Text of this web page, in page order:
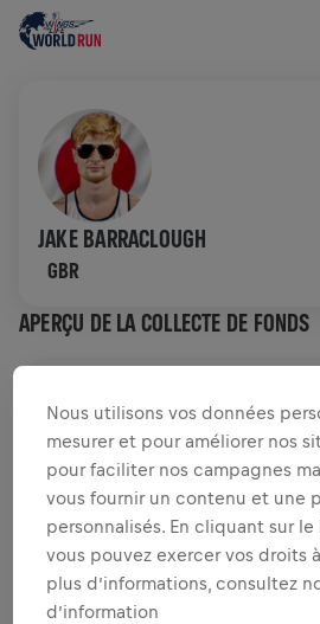
JAKE BARRACLOUGH
GBR
APERÇU DE LA COLLECTE DE FONDS
COLLECTE DE FONDS
Faites un don pour faire la
l'argent collecté est destiné à la
HISTOIRE
Nous utilisons vos données
mesurer et pour améliorer nos
pour faciliter nos campagnes
vous fournir un contenu et une
personnalisés. En cliquant sur
vous pouvez exercer vos droits
plus d’informations, consultez
d’information